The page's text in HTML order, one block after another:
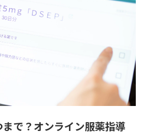
で？オンライン服薬指導